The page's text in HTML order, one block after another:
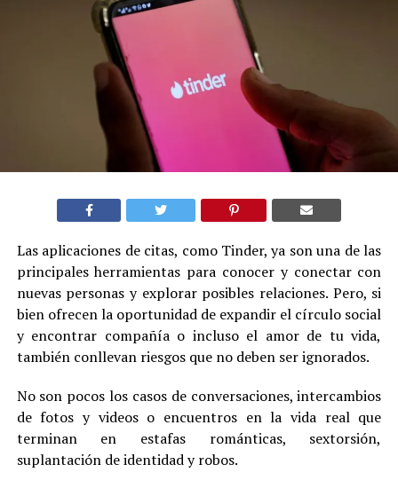
Las aplicaciones de citas, como Tinder, ya son una de las
principales herramientas para conocer y conectar con
nuevas personas y explorar posibles relaciones. Pero, si
bien ofrecen la oportunidad de expandir el círculo social
y encontrar compañía o incluso el amor de tu vida,
también conllevan riesgos que no deben ser ignorados.
No son pocos los casos de conversaciones, intercambios
de fotos y videos o encuentros en la vida real que
terminan en estafas románticas, sextorsión,
suplantación de identidad y robos.